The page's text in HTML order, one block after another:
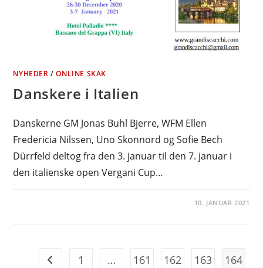
NYHEDER /ONLINE SKAK
Danskere i Italien
Danskerne GM Jonas Buhl Bjerre, WFM Ellen
Fredericia Nilssen, Uno Skonnord og Sofie Bech
Dürrfeld deltog fra den 3. januar til den 7. januar i
den italienske open Vergani Cup…
10. JANUAR 2021
Go to the previous page
1 … 161 162 163
164